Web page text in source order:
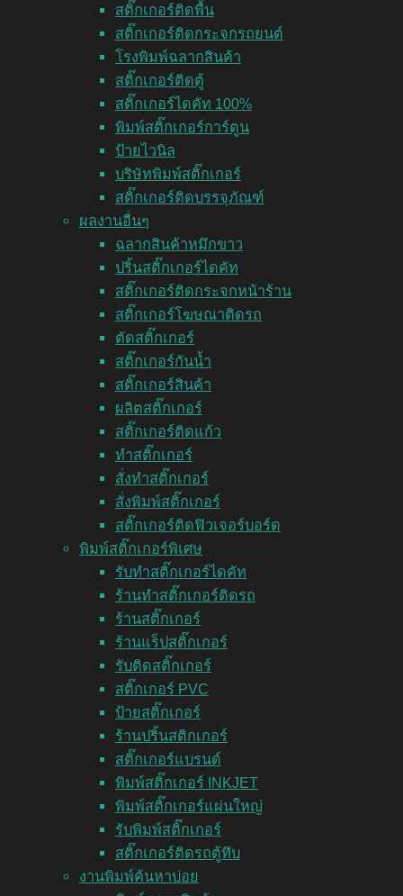
สติ๊กเกอร์ติดพื้น
สติ๊กเกอร์ติดกระจกรถยนต์
โรงพิมพ์ฉลากสินค้า
สติ๊กเกอร์ติดตู้
สติ๊กเกอร์ไดคัท 100%
พิมพ์สติ๊กเกอร์การ์ตูน
ป้ายไวนิล
บริษัทพิมพ์สติ๊กเกอร์
สติ๊กเกอร์ติดบรรจุภัณฑ์
ผลงานอื่นๆ
ฉลากสินค้าหมึกขาว
ปริ้นสติ๊กเกอร์ไดคัท
สติ๊กเกอร์ติดกระจกหน้าร้าน
สติ๊กเกอร์โฆษณาติดรถ
ตัดสติ๊กเกอร์
สติ๊กเกอร์กันน้ำ
สติ๊กเกอร์สินค้า
ผลิตสติ๊กเกอร์
สติ๊กเกอร์ติดแก้ว
ทำสติ๊กเกอร์
สั่งทำสติ๊กเกอร์
สั่งพิมพ์สติ๊กเกอร์
สติ๊กเกอร์ติดฟิวเจอร์บอร์ด
พิมพ์สติ๊กเกอร์พิเศษ
รับทำสติ๊กเกอร์ไดคัท
ร้านทำสติ๊กเกอร์ติดรถ
ร้านสติ๊กเกอร์
ร้านแร็ปสติ๊กเกอร์
รับติดสติ๊กเกอร์
สติ๊กเกอร์ PVC
ป้ายสติ๊กเกอร์
ร้านปริ้นสติกเกอร์
สติ๊กเกอร์แบรนด์
พิมพ์สติ๊กเกอร์ INKJET
พิมพ์สติ๊กเกอร์แผ่นใหญ่
รับพิมพ์สติ๊กเกอร์
สติ๊กเกอร์ติดรถตู้ทึบ
งานพิมพ์ค้นหาบ่อย